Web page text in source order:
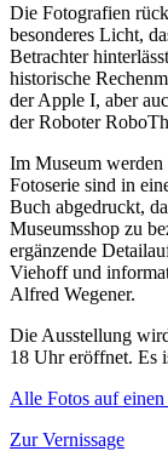
Die Fotografien
besonderes Licht,
Betrachter
historische
der Apple I, aber
der Roboter
Im Museum
Fotoserie sind in
Buch abgedruckt,
Museumsshop zu
ergänzende
Viehoff und
Alfred Wegener.
Die Ausstellung
18 Uhr eröffnet. Es
Alle Fotos auf
Zur Vernissage